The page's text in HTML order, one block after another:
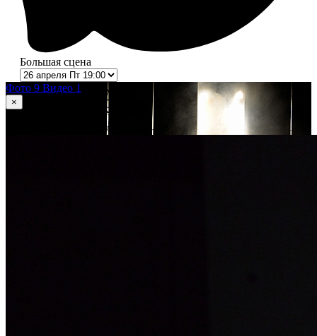
Большая сцена
Фото 9 Видео 1
×
Шепот, Радио и Джульетта